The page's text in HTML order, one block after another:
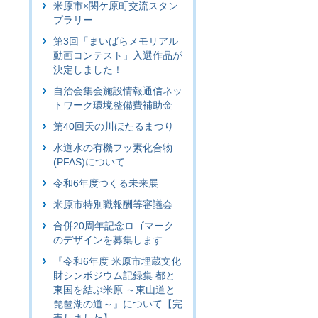
米原市×関ケ原町交流スタン
プラリー
第3回「まいばらメモリアル
動画コンテスト」入選作品が
決定しました！
自治会集会施設情報通信ネッ
トワーク環境整備費補助金
第40回天の川ほたるまつり
水道水の有機フッ素化合物
(PFAS)について
令和6年度つくる未来展
米原市特別職報酬等審議会
合併20周年記念ロゴマーク
のデザインを募集します
『令和6年度 米原市埋蔵文化
財シンポジウム記録集 都と
東国を結ぶ米原 ～東山道と
琵琶湖の道～』について【完